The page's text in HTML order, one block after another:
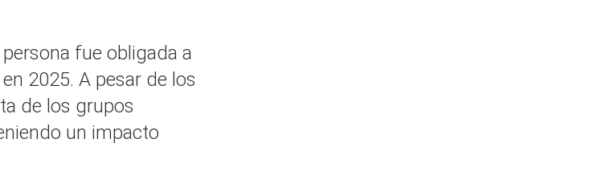
fue obligada a
2025. A pesar de los
de los grupos
un impacto